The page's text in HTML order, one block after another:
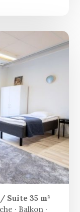
35 m²
· Balkon ·